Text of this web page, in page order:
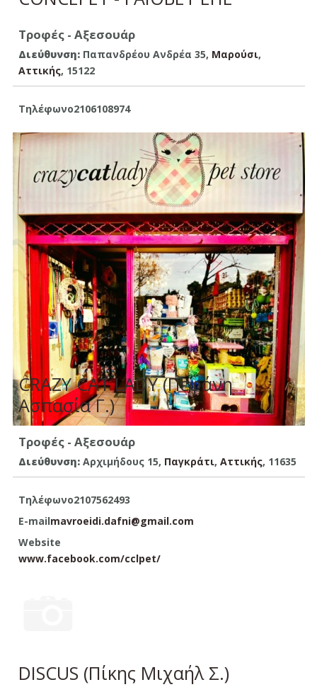
Τροφές - Αξεσουάρ
Διεύθυνση:Παπανδρέου Ανδρέα 35, Μαρούσι,
Aττικής, 15122
Τηλέφωνο2106108974
CRAZY CAT LADY (Πεφάνη
Ασπασία Γ.)
Τροφές - Αξεσουάρ
Διεύθυνση:Αρχιμήδους 15, Παγκράτι, Aττικής, 11635
Τηλέφωνο2107562493
E-mailmavroeidi.dafni@gmail.com
Website
www.facebook.com/cclpet/
DISCUS (Πίκης Μιχαήλ Σ.)